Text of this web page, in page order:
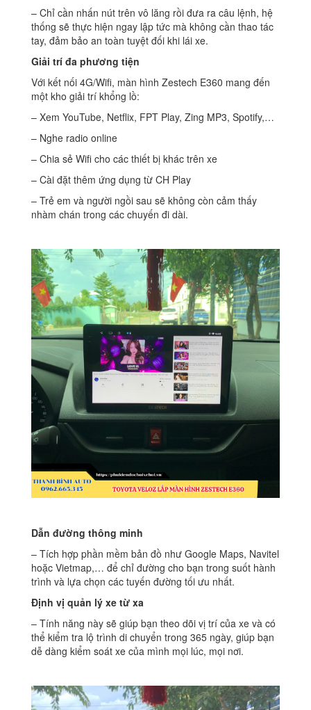
– Chỉ cần nhấn nút trên vô lăng rồi đưa ra câu lệnh, hệ
thống sẽ thực hiện ngay lập tức mà không cần thao tác
tay, đảm bảo an toàn tuyệt đối khi lái xe.
Giải trí đa phương tiện
Với kết nối 4G/Wifi, màn hình Zestech E360 mang đến
một kho giải trí khổng lồ:
– Xem YouTube, Netflix, FPT Play, Zing MP3, Spotify,…
– Nghe radio online
– Chia sẻ Wifi cho các thiết bị khác trên xe
– Cài đặt thêm ứng dụng từ CH Play
– Trẻ em và người ngồi sau sẽ không còn cảm thấy
nhàm chán trong các chuyến đi dài.
Dẫn đường thông minh
– Tích hợp phần mềm bản đồ như Google Maps, Navitel
hoặc Vietmap,… để chỉ đường cho bạn trong suốt hành
trình và lựa chọn các tuyến đường tối ưu nhất.
Định vị quản lý xe từ xa
– Tính năng này sẽ giúp bạn theo dõi vị trí của xe và có
thể kiểm tra lộ trình di chuyển trong 365 ngày, giúp bạn
dễ dàng kiểm soát xe của mình mọi lúc, mọi nơi.